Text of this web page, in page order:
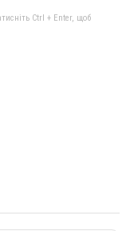
Ctrl + Enter, щоб